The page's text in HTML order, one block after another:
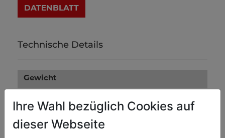
DATENBLATT
Technische Details
Gewicht
Ihre Wahl bezüglich Cookies auf
dieser Webseite